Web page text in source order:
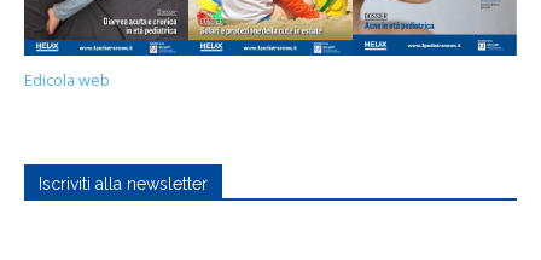
Edicola web
Iscriviti alla newsletter